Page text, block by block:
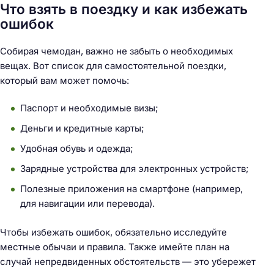
Что взять в поездку и как избежать
ошибок
Собирая чемодан, важно не забыть о необходимых
вещах. Вот список для самостоятельной поездки,
который вам может помочь:
Паспорт и необходимые визы;
Деньги и кредитные карты;
Удобная обувь и одежда;
Зарядные устройства для электронных устройств;
Полезные приложения на смартфоне (например,
для навигации или перевода).
Чтобы избежать ошибок, обязательно исследуйте
местные обычаи и правила. Также имейте план на
случай непредвиденных обстоятельств — это убережет